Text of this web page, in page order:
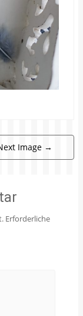
Image →
Erforderliche